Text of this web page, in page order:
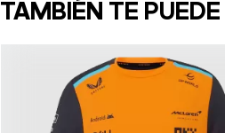
TAMBIÉN TE